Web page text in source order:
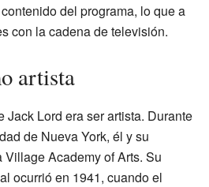
del programa, lo que a
con la cadena de televisión.
artista
Jack Lord era ser artista. Durante
de Nueva York, él y su
Academy of Arts. Su
ocurrió en 1941, cuando el